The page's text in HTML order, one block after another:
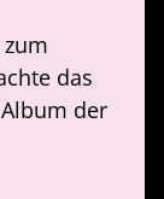
das
der